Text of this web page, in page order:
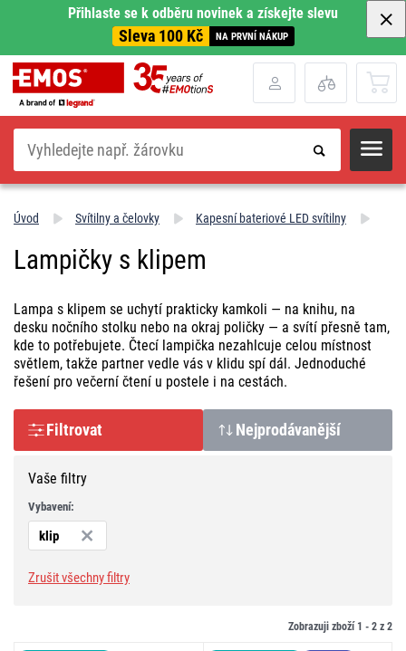
Přihlaste se k odběru novinek a získejte slevu
Sleva 100 Kč NA PRVNÍ NÁKUP
Hledat
Úvod Svítilny a čelovky Kapesní bateriové LED svítilny
Lampičky s klipem
Lampa s klipem se uchytí prakticky kamkoli — na knihu, na
desku nočního stolku nebo na okraj poličky — a svítí přesně tam,
kde to potřebujete. Čtecí lampička nezahlcuje celou místnost
světlem, takže partner vedle vás v klidu spí dál. Jednoduché
řešení pro večerní čtení u postele i na cestách.
Filtrovat Nejprodávanější
Vaše filtry
Vybavení:
klip
Zrušit všechny filtry
Zobrazuji zboží 1 - 2 z 2